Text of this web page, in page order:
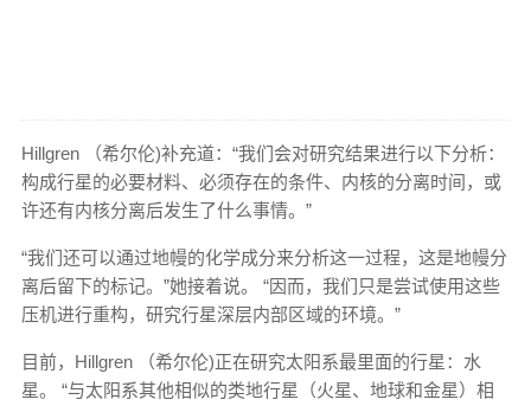
Hillgren （希尔伦)补充道：“我们会对研究结果进行以下分析：
构成行星的必要材料、必须存在的条件、内核的分离时间，或
许还有内核分离后发生了什么事情。”
“我们还可以通过地幔的化学成分来分析这一过程，这是地幔分
离后留下的标记。”她接着说。 “因而，我们只是尝试使用这些
压机进行重构，研究行星深层内部区域的环境。”
目前，Hillgren （希尔伦)正在研究太阳系最里面的行星：水
星。 “与太阳系其他相似的类地行星（火星、地球和金星）相